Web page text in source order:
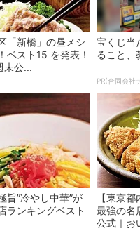
「新橋」の昼メシ
ベスト15 を発表！
末公...
宝くじ当
ること、
PR(合同会社
旨”冷やし中華”が
ランキングベスト
【東京
最強の名
公式｜お